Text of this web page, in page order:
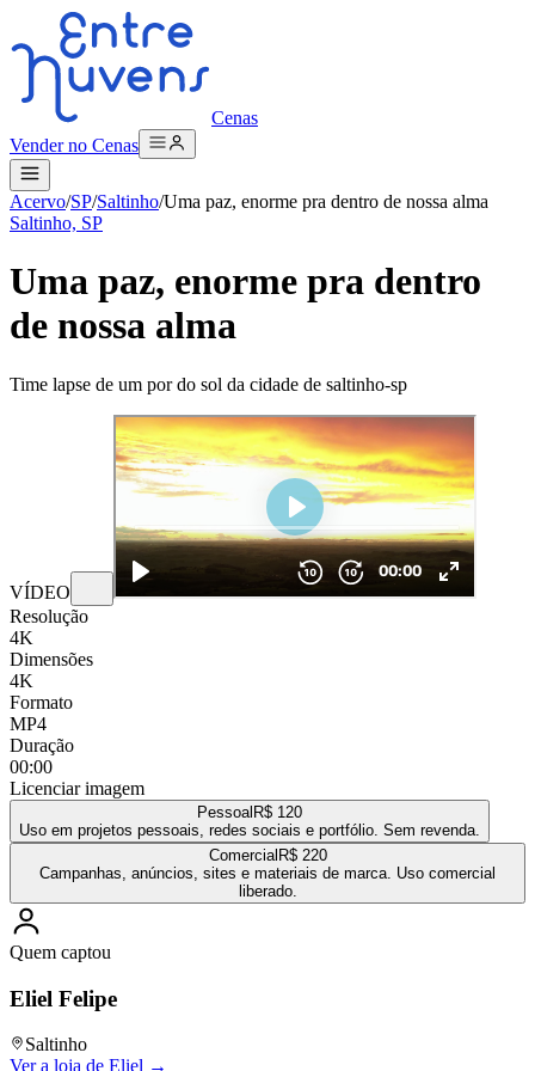
Cenas
Vender no Cenas
Acervo/SP/Saltinho/Uma paz, enorme pra dentro de nossa alma
Saltinho, SP
Uma paz, enorme pra dentro
de nossa alma
Time lapse de um por do sol da cidade de saltinho-sp
VÍDEO
Resolução
4K
Dimensões
4K
Formato
MP4
Duração
00:00
Licenciar imagem
Pessoal R$ 120
Uso em projetos pessoais, redes sociais e portfólio. Sem revenda.
Comercial R$ 220
Campanhas, anúncios, sites e materiais de marca. Uso comercial
liberado.
Quem captou
Eliel Felipe
Saltinho
Ver a loja de Eliel →